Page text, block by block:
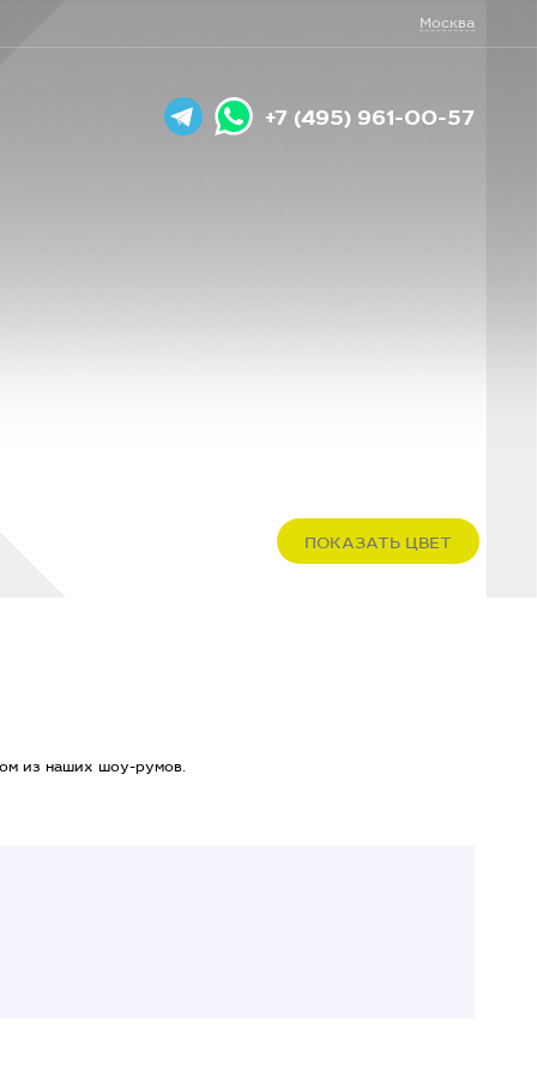
Москва
+7 (495) 961-00-57
ПОКАЗАТЬ ЦВЕТ
из наших шоу-румов.